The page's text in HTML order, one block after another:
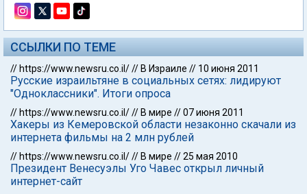
ССЫЛКИ ПО ТЕМЕ
// https://www.newsru.co.il/// В Израиле // 10 июня 2011
Русские израильтяне в социальных сетях: лидируют
"Одноклассники". Итоги опроса
// https://www.newsru.co.il/// В мире //07 июня 2011
Хакеры из Кемеровской области незаконно скачали из
интернета фильмы на 2 млн рублей
// https://www.newsru.co.il/// В мире //25 мая 2010
Президент Венесуэлы Уго Чавес открыл личный
интернет-сайт